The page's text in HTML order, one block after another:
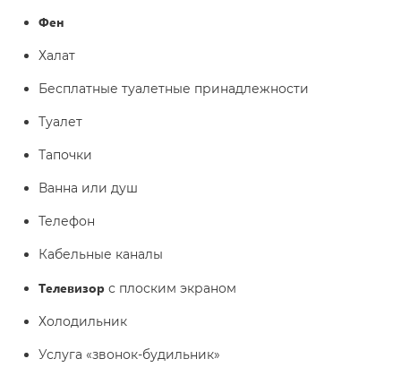
Фен
Халат
Бесплатные туалетные принадлежности
Туалет
Тапочки
Ванна или душ
Телефон
Кабельные каналы
Телевизор с плоским экраном
Холодильник
Услуга «звонок-будильник»